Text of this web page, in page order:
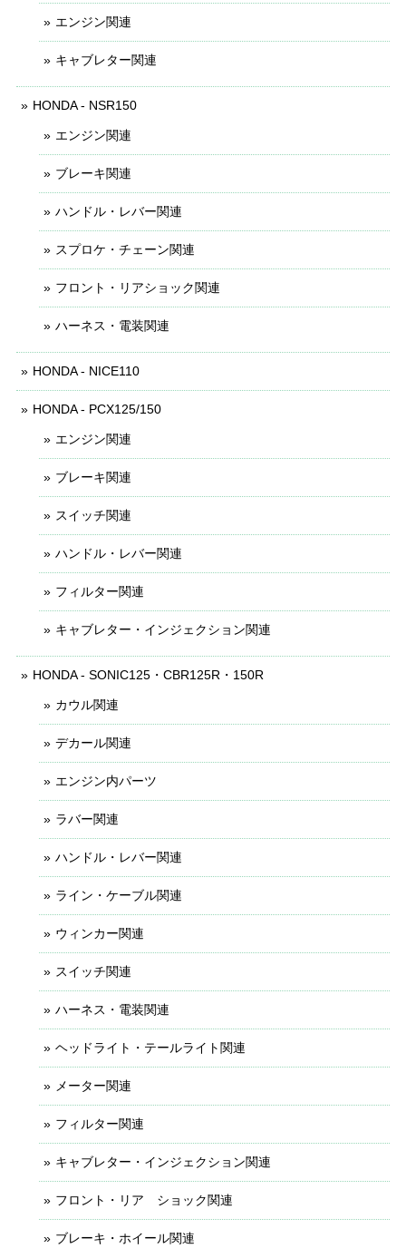
エンジン関連
キャブレター関連
HONDA - NSR150
エンジン関連
ブレーキ関連
ハンドル・レバー関連
スプロケ・チェーン関連
フロント・リアショック関連
ハーネス・電装関連
HONDA - NICE110
HONDA - PCX125/150
エンジン関連
ブレーキ関連
スイッチ関連
ハンドル・レバー関連
フィルター関連
キャブレター・インジェクション関連
HONDA - SONIC125・CBR125R・150R
カウル関連
デカール関連
エンジン内パーツ
ラバー関連
ハンドル・レバー関連
ライン・ケーブル関連
ウィンカー関連
スイッチ関連
ハーネス・電装関連
ヘッドライト・テールライト関連
メーター関連
フィルター関連
キャブレター・インジェクション関連
フロント・リア ショック関連
ブレーキ・ホイール関連